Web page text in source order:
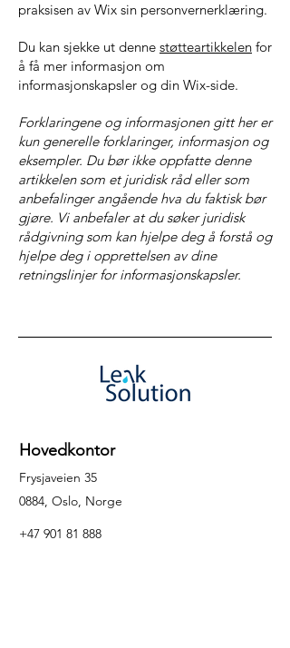
praksisen av Wix sin personvernerklæring.
Du kan sjekke ut denne støtteartikkelen for
å få mer informasjon om
informasjonskapsler og din Wix-side.
Forklaringene og informasjonen gitt her er
kun generelle forklaringer, informasjon og
eksempler. Du bør ikke oppfatte denne
artikkelen som et juridisk råd eller som
anbefalinger angående hva du faktisk bør
gjøre. Vi anbefaler at du søker juridisk
rådgivning som kan hjelpe deg å forstå og
hjelpe deg i opprettelsen av dine
retningslinjer for informasjonskapsler.
Hovedkontor
Frysjaveien 35
0884, Oslo, Norge
+47 901 81 888